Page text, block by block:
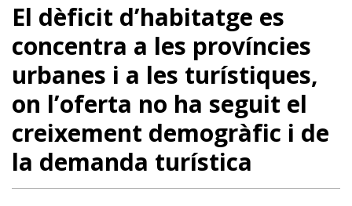
El dèficit d’habitatge es
concentra a les províncies
urbanes i a les turístiques,
on l’oferta no ha seguit el
creixement demogràfic i de
la demanda turística